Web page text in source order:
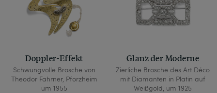
Doppler-Effekt
Schwungvolle Brosche von
Theodor Fahrner, Pforzheim
um 1955
Glanz der Moderne
Zierliche Brosche des Art Déco
mit Diamanten in Platin auf
Weißgold, um 1925